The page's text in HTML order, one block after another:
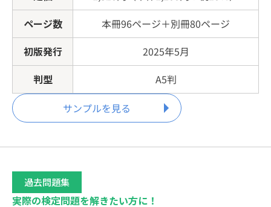
算数検定11級
ページ数
本冊96ページ＋別冊80ページ
初版発行
2025年5月
判型
A5判
サンプルを見る
過去問題集
実際の検定問題を解きたい方に！